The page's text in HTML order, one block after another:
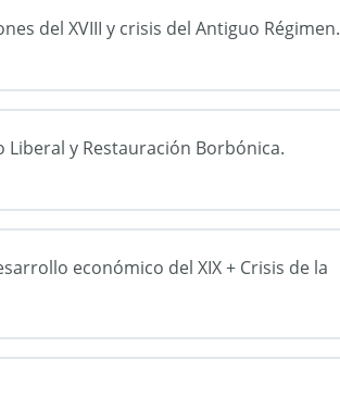
del XVIII y crisis del Antiguo Régimen.
Liberal y Restauración Borbónica.
económico del XIX + Crisis de la